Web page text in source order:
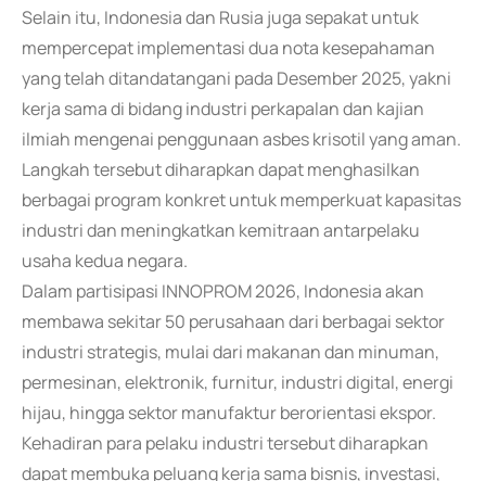
Selain itu, Indonesia dan Rusia juga sepakat untuk
mempercepat implementasi dua nota kesepahaman
yang telah ditandatangani pada Desember 2025, yakni
kerja sama di bidang industri perkapalan dan kajian
ilmiah mengenai penggunaan asbes krisotil yang aman.
Langkah tersebut diharapkan dapat menghasilkan
berbagai program konkret untuk memperkuat kapasitas
industri dan meningkatkan kemitraan antarpelaku
usaha kedua negara.
Dalam partisipasi INNOPROM 2026, Indonesia akan
membawa sekitar 50 perusahaan dari berbagai sektor
industri strategis, mulai dari makanan dan minuman,
permesinan, elektronik, furnitur, industri digital, energi
hijau, hingga sektor manufaktur berorientasi ekspor.
Kehadiran para pelaku industri tersebut diharapkan
dapat membuka peluang kerja sama bisnis, investasi,